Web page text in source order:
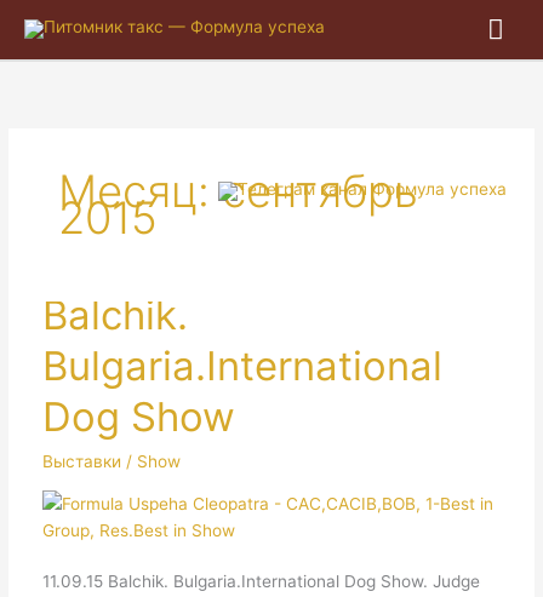
Месяц:сентябрь
2015
Balchik.
Bulgaria.International
Dog Show
Выставки / Show
11.09.15 Balchik. Bulgaria.International Dog Show. Judge